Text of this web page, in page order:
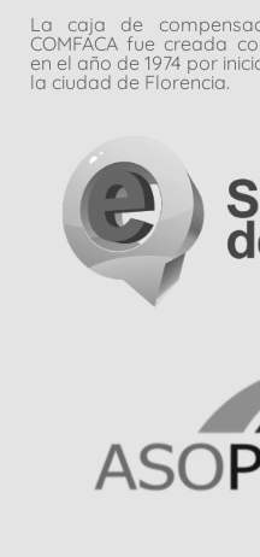
La caja de
COMFACA fue creada
en el año de 1974 por
la ciudad de Florencia.